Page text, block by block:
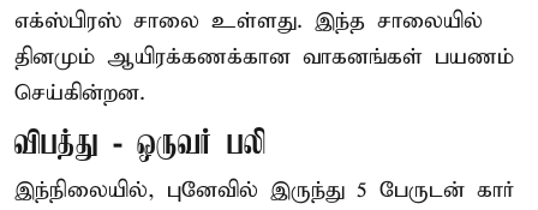
எக்ஸ்பிரஸ் சாலை உள்ளது. இந்த சாலையில்
தினமும் ஆயிரக்கணக்கான வாகனங்கள் பயணம்
செய்கின்றன.
விபத்து - ஒருவர் பலி
இந்நிலையில், புனேவில் இருந்து 5 பேருடன் கார்